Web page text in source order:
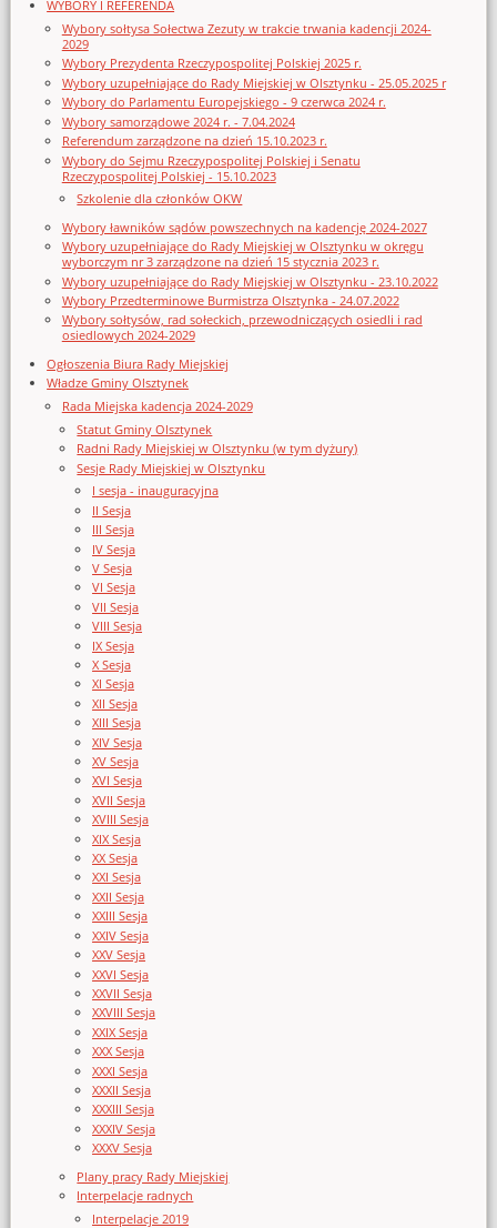
WYBORY I REFERENDA
Wybory sołtysa Sołectwa Zezuty w trakcie trwania kadencji 2024-
2029
Wybory Prezydenta Rzeczypospolitej Polskiej 2025 r.
Wybory uzupełniające do Rady Miejskiej w Olsztynku - 25.05.2025 r
Wybory do Parlamentu Europejskiego - 9 czerwca 2024 r.
Wybory samorządowe 2024 r. - 7.04.2024
Referendum zarządzone na dzień 15.10.2023 r.
Wybory do Sejmu Rzeczypospolitej Polskiej i Senatu
Rzeczypospolitej Polskiej - 15.10.2023
Szkolenie dla członków OKW
Wybory ławników sądów powszechnych na kadencję 2024-2027
Wybory uzupełniające do Rady Miejskiej w Olsztynku w okręgu
wyborczym nr 3 zarządzone na dzień 15 stycznia 2023 r.
Wybory uzupełniające do Rady Miejskiej w Olsztynku - 23.10.2022
Wybory Przedterminowe Burmistrza Olsztynka - 24.07.2022
Wybory sołtysów, rad sołeckich, przewodniczących osiedli i rad
osiedlowych 2024-2029
Ogłoszenia Biura Rady Miejskiej
Władze Gminy Olsztynek
Rada Miejska kadencja 2024-2029
Statut Gminy Olsztynek
Radni Rady Miejskiej w Olsztynku (w tym dyżury)
Sesje Rady Miejskiej w Olsztynku
I sesja - inauguracyjna
II Sesja
III Sesja
IV Sesja
V Sesja
VI Sesja
VII Sesja
VIII Sesja
IX Sesja
X Sesja
XI Sesja
XII Sesja
XIII Sesja
XIV Sesja
XV Sesja
XVI Sesja
XVII Sesja
XVIII Sesja
XIX Sesja
XX Sesja
XXI Sesja
XXII Sesja
XXIII Sesja
XXIV Sesja
XXV Sesja
XXVI Sesja
XXVII Sesja
XXVIII Sesja
XXIX Sesja
XXX Sesja
XXXI Sesja
XXXII Sesja
XXXIII Sesja
XXXIV Sesja
XXXV Sesja
Plany pracy Rady Miejskiej
Interpelacje radnych
Interpelacje 2019